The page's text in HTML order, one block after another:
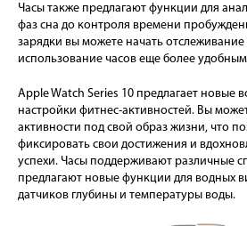
Часы также предлагают функции для
фаз сна до контроля времени
зарядки вы можете начать отслеживание
использование часов еще более
Apple Watch Series 10 предлагает новые
настройки фитнес-активностей. Вы
активности под свой образ жизни, что
фиксировать свои достижения и
успехи. Часы поддерживают различные
предлагают новые функции для водных
датчиков глубины и температуры воды.